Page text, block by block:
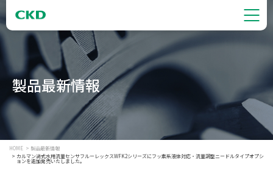
製品最新情報
HOME
製品最新情報
カルマン渦式水用流量センサフルーレックスWFK2シリーズにフッ素系液体対応・流量調整ニードルタイプオプシ
ョンを追加発売いたしました。